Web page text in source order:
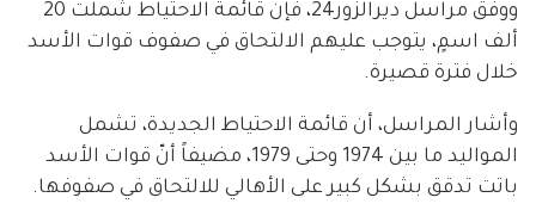
ووفق مراسل ديرالزور24، فإن قائمة الاحتياط شملت 20
ألف اسمٍ، يتوجب عليهم الالتحاق في صفوف قوات الأسد
خلال فترة قصيرة.
وأشار المراسل، أن قائمة الاحتياط الجديدة، تشمل
المواليد ما بين 1974 وحتى 1979، مضيفاً أنّ قوات الأسد
باتت تدقق بشكل كبير على الأهالي للالتحاق في صفوفها.